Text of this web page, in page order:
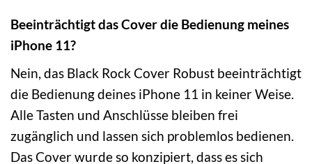
Beeinträchtigt das Cover die Bedienung meines
iPhone 11?
Nein, das Black Rock Cover Robust beeinträchtigt
die Bedienung deines iPhone 11 in keiner Weise.
Alle Tasten und Anschlüsse bleiben frei
zugänglich und lassen sich problemlos bedienen.
Das Cover wurde so konzipiert, dass es sich